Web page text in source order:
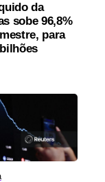
da
sobe 96,8%
para